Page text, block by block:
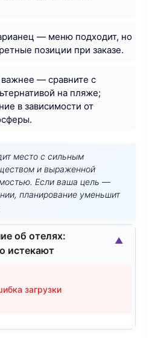
— меню подходит, но
позиции при заказе.
— сравните с
на пляже;
в зависимости от
место с сильным
и выраженной
Если ваша цель —
планирование уменьшит
об отелях:
истекают
загрузки
▲